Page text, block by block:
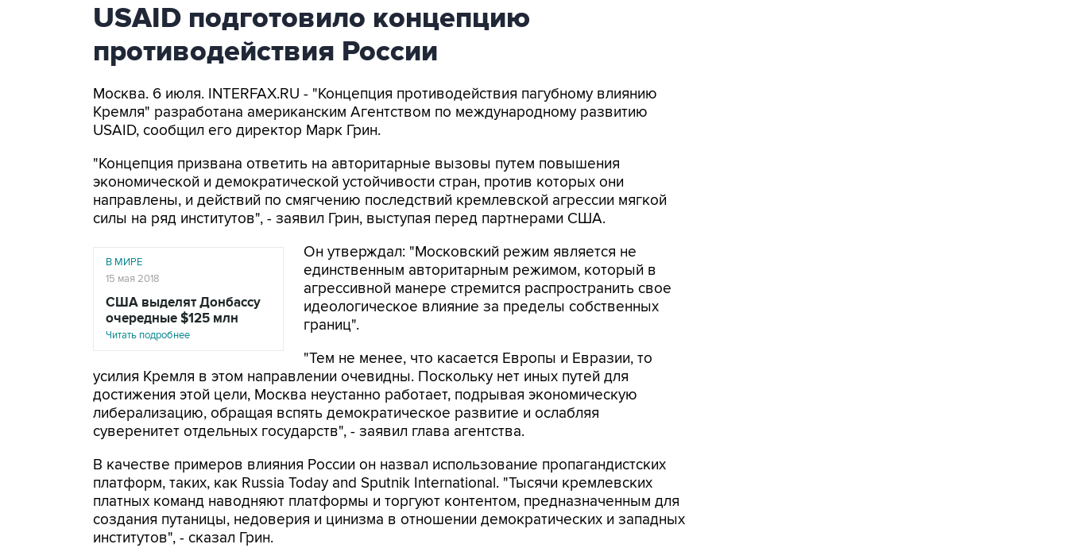
USAID подготовило концепцию
противодействия России
Москва. 6 июля. INTERFAX.RU - "Концепция противодействия пагубному влиянию
Кремля" разработана американским Агентством по международному развитию
USAID, сообщил его директор Марк Грин.
"Концепция призвана ответить на авторитарные вызовы путем повышения
экономической и демократической устойчивости стран, против которых они
направлены, и действий по смягчению последствий кремлевской агрессии мягкой
силы на ряд институтов", - заявил Грин, выступая перед партнерами США.
В МИРЕ
15 мая 2018
США выделят Донбассу
очередные $125 млн
Читать подробнее
Он утверждал: "Московский режим является не
единственным авторитарным режимом, который в
агрессивной манере стремится распространить свое
идеологическое влияние за пределы собственных
границ".
"Тем не менее, что касается Европы и Евразии, то
усилия Кремля в этом направлении очевидны. Поскольку нет иных путей для
достижения этой цели, Москва неустанно работает, подрывая экономическую
либерализацию, обращая вспять демократическое развитие и ослабляя
суверенитет отдельных государств", - заявил глава агентства.
В качестве примеров влияния России он назвал использование пропагандистских
платформ, таких, как Russia Today and Sputnik International. "Тысячи кремлевских
платных команд наводняют платформы и торгуют контентом, предназначенным для
создания путаницы, недоверия и цинизма в отношении демократических и западных
институтов", - сказал Грин.